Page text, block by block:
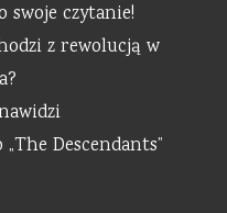
swoje czytanie!
z rewolucją w
Descendants”